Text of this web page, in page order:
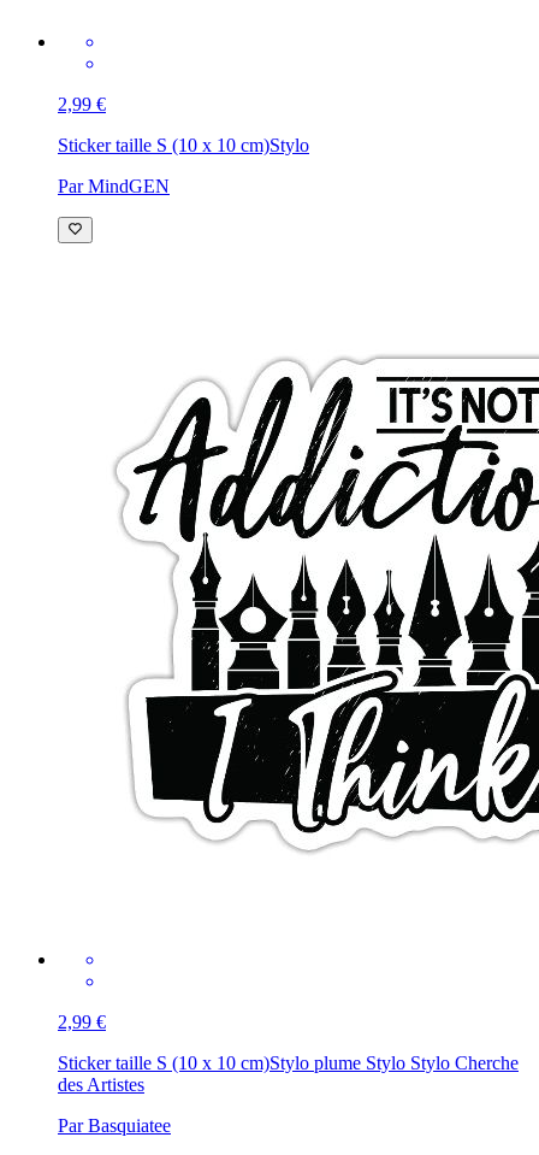
2,99 €
Sticker taille S (10 x 10 cm)Stylo
Par MindGEN
2,99 €
Sticker taille S (10 x 10 cm)Stylo plume Stylo Stylo Cherche
des Artistes
Par Basquiatee